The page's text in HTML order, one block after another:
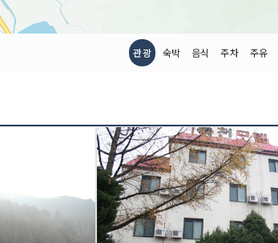
관광 숙박 음식 주차 주유